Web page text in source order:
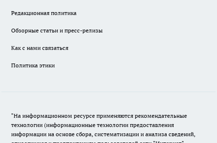
Редакционная политика
Обзорные статьи и пресс-релизы
Как с нами связаться
Политика этики
"На информационном ресурсе применяются рекомендательные
технологии (информационные технологии предоставления
информации на основе сбора, систематизации и анализа сведений,